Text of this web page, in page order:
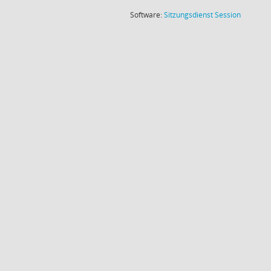
Software:SitzungsdienstSession(Wird in